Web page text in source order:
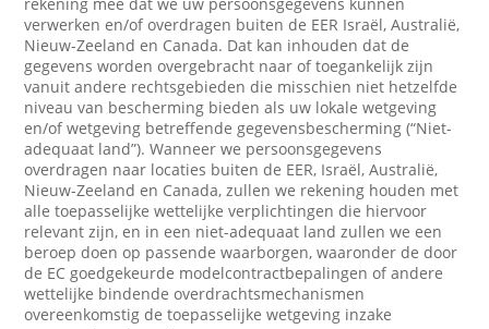
verwerken en/of overdragen buiten de EER Israël, Australië,
Nieuw-Zeeland en Canada. Dat kan inhouden dat de
gegevens worden overgebracht naar of toegankelijk zijn
vanuit andere rechtsgebieden die misschien niet hetzelfde
niveau van bescherming bieden als uw lokale wetgeving
en/of wetgeving betreffende gegevensbescherming (“Niet-
adequaat land”). Wanneer we persoonsgegevens
overdragen naar locaties buiten de EER, Israël, Australië,
Nieuw-Zeeland en Canada, zullen we rekening houden met
alle toepasselijke wettelijke verplichtingen die hiervoor
relevant zijn, en in een niet-adequaat land zullen we een
beroep doen op passende waarborgen, waaronder de door
de EC goedgekeurde modelcontractbepalingen of andere
wettelijke bindende overdrachtsmechanismen
overeenkomstig de toepasselijke wetgeving inzake